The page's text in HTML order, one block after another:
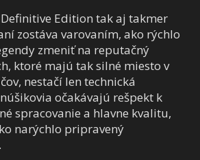
Edition tak aj takmer
zostáva varovaním, ako rýchlo
zmeniť na reputačný
ktoré majú tak silné miesto v
nestačí len technická
očakávajú rešpekt k
spracovanie a hlavne kvalitu,
narýchlo pripravený